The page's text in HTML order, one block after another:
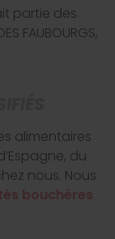
partie des
FAUBOURGS,
alimentaires
du
nous. Nous
bouchères